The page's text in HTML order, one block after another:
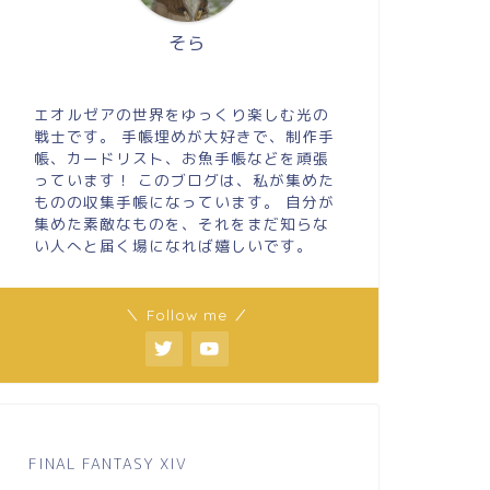
そら
エオルゼアの世界をゆっくり楽しむ光の
戦士です。 手帳埋めが大好きで、制作手
帳、カードリスト、お魚手帳などを頑張
っています！ このブログは、私が集めた
ものの収集手帳になっています。 自分が
集めた素敵なものを、それをまだ知らな
い人へと届く場になれば嬉しいです。
＼ Follow me ／
FINAL FANTASY XIV